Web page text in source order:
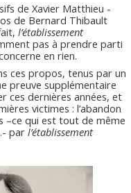
de Xavier Matthieu -
de Bernard Thibault
l’établissement
pas à prendre parti
en rien.
propos, tenus par un
preuve supplémentaire
ces dernières années, et
victimes : l’abandon
–ce qui est tout de même
par l’établissement